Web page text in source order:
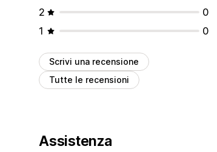
2
0
1
0
Scrivi una recensione
Tutte le recensioni
Assistenza